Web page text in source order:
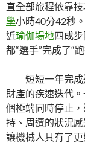
直全部旅程依靠
學小時40分42秒
近瑜伽場地四成
都“選手”完成了“
短短一年完
財產的疾速迭代
個極端同時停止
持、周遭的狀況
讓機械人具有了